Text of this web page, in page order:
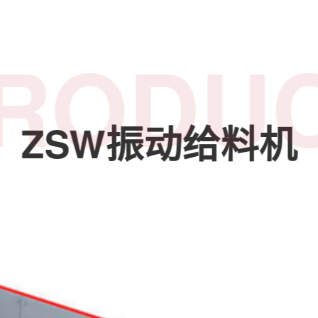
ZSW振动给料机